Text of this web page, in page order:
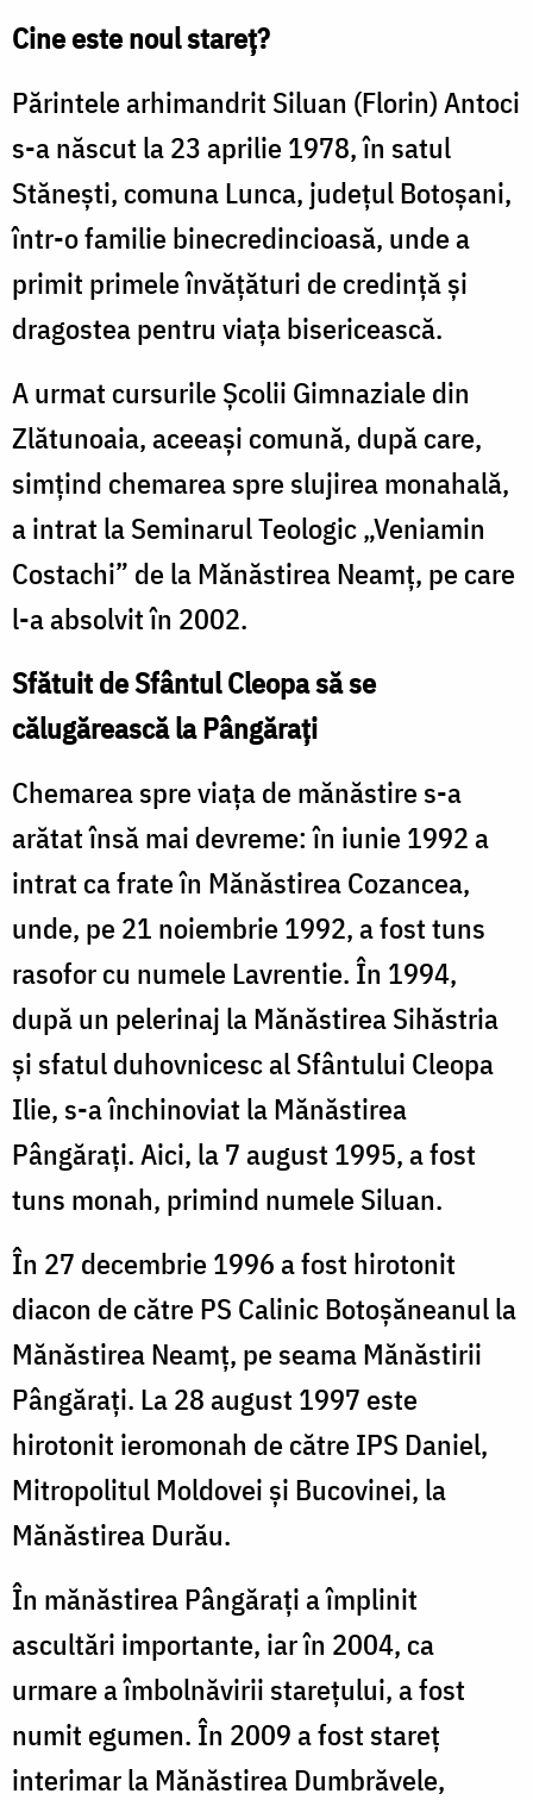
Cine este noul stareț?
Părintele arhimandrit Siluan (Florin) Antoci
s-a născut la 23 aprilie 1978, în satul
Stănești, comuna Lunca, județul Botoșani,
într-o familie binecredincioasă, unde a
primit primele învățături de credință și
dragostea pentru viața bisericească.
A urmat cursurile Școlii Gimnaziale din
Zlătunoaia, aceeași comună, după care,
simțind chemarea spre slujirea monahală,
a intrat la Seminarul Teologic „Veniamin
Costachi” de la Mănăstirea Neamț, pe care
l-a absolvit în 2002.
Sfătuit de Sfântul Cleopa să se
călugărească la Pângărați
Chemarea spre viața de mănăstire s-a
arătat însă mai devreme: în iunie 1992 a
intrat ca frate în Mănăstirea Cozancea,
unde, pe 21 noiembrie 1992, a fost tuns
rasofor cu numele Lavrentie. În 1994,
după un pelerinaj la Mănăstirea Sihăstria
și sfatul duhovnicesc al Sfântului Cleopa
Ilie, s-a închinoviat la Mănăstirea
Pângărați. Aici, la 7 august 1995, a fost
tuns monah, primind numele Siluan.
În 27 decembrie 1996 a fost hirotonit
diacon de către PS Calinic Botoșăneanul la
Mănăstirea Neamț, pe seama Mănăstirii
Pângărați. La 28 august 1997 este
hirotonit ieromonah de către IPS Daniel,
Mitropolitul Moldovei și Bucovinei, la
Mănăstirea Durău.
În mănăstirea Pângărați a împlinit
ascultări importante, iar în 2004, ca
urmare a îmbolnăvirii starețului, a fost
numit egumen. În 2009 a fost stareț
interimar la Mănăstirea Dumbrăvele,